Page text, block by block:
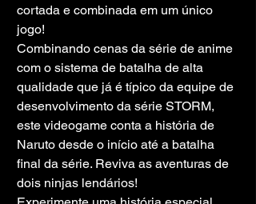
cortada e combinada em um único
jogo!
Combinando cenas da série de anime
com o sistema de batalha de alta
qualidade que já é típico da equipe de
desenvolvimento da série STORM,
este videogame conta a história de
Naruto desde o início até a batalha
final da série. Reviva as aventuras de
dois ninjas lendários!